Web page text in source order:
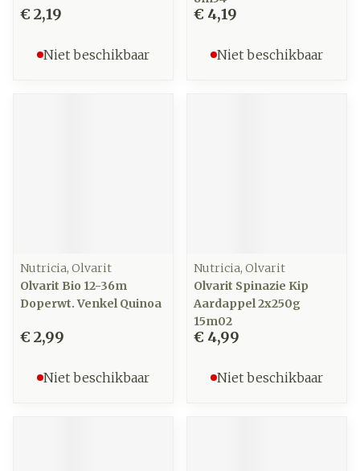
€ 2,19
Niet beschikbaar
€ 4,19
Niet beschikbaar
Nutricia, Olvarit
Olvarit Bio 12-36m
Doperwt. Venkel Quinoa
€ 2,99
Niet beschikbaar
Nutricia, Olvarit
Olvarit Spinazie Kip
Aardappel 2x250g
15m02
€ 4,99
Niet beschikbaar